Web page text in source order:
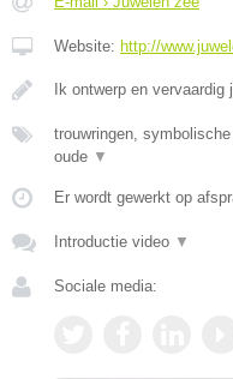
Website: http://
Ik ontwerp en
trouwringen,
oude ▼
Er wordt gewerkt op
Introductie video ▼
Sociale media: